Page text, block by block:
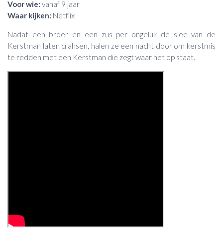
Voor wie: vanaf 9 jaar
Waar kijken: Netflix
Nadat een broer en een zus per ongeluk de slee van de
Kerstman laten crahsen, halen ze een nacht door om kerstmis
te redden met een Kerstman die zegt waar het op staat.